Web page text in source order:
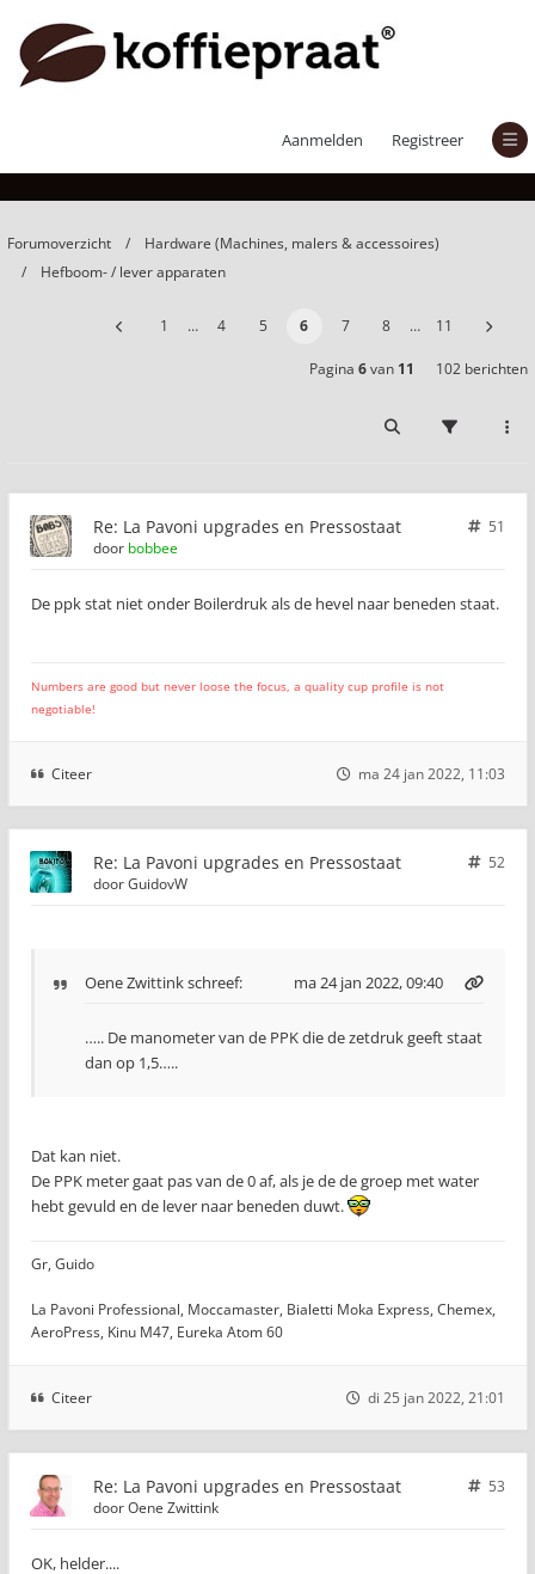
Aanmelden Registreer
La Pavoni upgrades en Pressostaat
Forumoverzicht
Hardware (Machines, malers & accessoires)
Hefboom- / lever apparaten
1 … 4 5 6 7 8 … 11
Pagina 6van 11 102 berichten
Re: La Pavoni upgrades en Pressostaat
51
door bobbee
De ppk stat niet onder Boilerdruk als de hevel naar beneden staat.
Numbers are good but never loose the focus, a quality cup profile is not
negotiable!
Citeer ma 24 jan 2022, 11:03
Re: La Pavoni upgrades en Pressostaat
52
doorGuidovW
Oene Zwittinkschreef: ma 24 jan 2022, 09:40
….. De manometer van de PPK die de zetdruk geeft staat
dan op 1,5…..
Dat kan niet.
De PPK meter gaat pas van de 0 af, als je de de groep met water
hebt gevuld en de lever naar beneden duwt.
Gr, Guido
La Pavoni Professional, Moccamaster, Bialetti Moka Express, Chemex,
AeroPress, Kinu M47, Eureka Atom 60
Citeer di 25 jan 2022, 21:01
Re: La Pavoni upgrades en Pressostaat
53
doorOene Zwittink
OK, helder....